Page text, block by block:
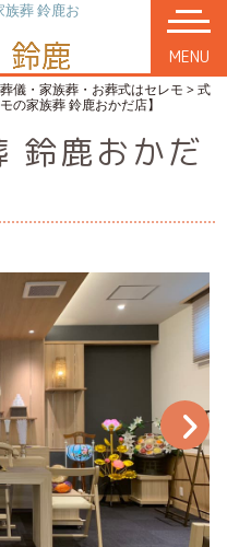
族葬 鈴鹿お
MENU
儀・家族葬・お葬式はセレモ >式
の家族葬 鈴鹿おかだ店】
鈴鹿おかだ